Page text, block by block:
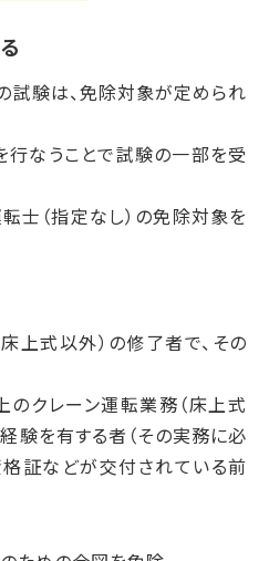
試験は、免除対象が定められ
行なうことで試験の一部を受
転士（指定なし）の免除対象を
上式以外）の修了者で、その
のクレーン運転業務（床上式
験を有する者（その実務に必
証などが交付されている前